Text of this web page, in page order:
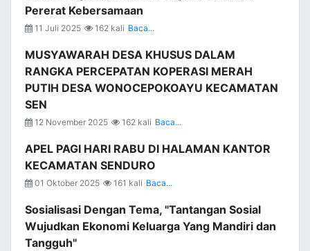
Pererat Kebersamaan
11 Juli 2025 162 kali Baca...
MUSYAWARAH DESA KHUSUS DALAM
RANGKA PERCEPATAN KOPERASI MERAH
PUTIH DESA WONOCEPOKOAYU KECAMATAN
SEN
12 November 2025 162 kali Baca...
APEL PAGI HARI RABU DI HALAMAN KANTOR
KECAMATAN SENDURO
01 Oktober 2025 161 kali Baca...
Sosialisasi Dengan Tema, "Tantangan Sosial
Wujudkan Ekonomi Keluarga Yang Mandiri dan
Tangguh"